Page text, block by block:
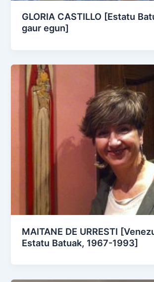
GLORIA CASTILLO [Estatu
gaur egun]
MAITANE DE URRESTI
Estatu Batuak, 1967-1993]